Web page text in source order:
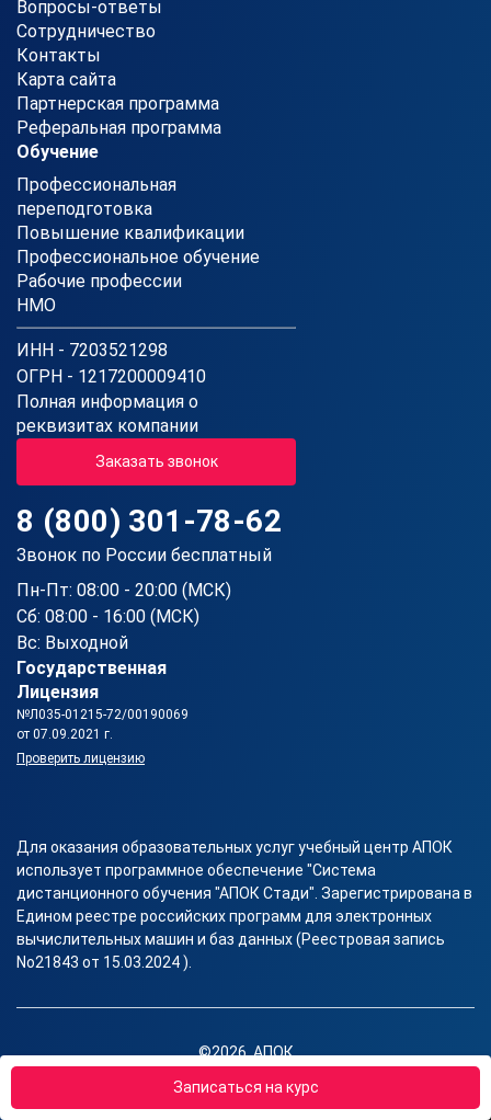
Записаться на курс
Вопросы-ответы
Сотрудничество
Контакты
Карта сайта
Партнерская программа
Реферальная программа
Обучение
Профессиональная
переподготовка
Повышение квалификации
Профессиональное обучение
Рабочие профессии
НМО
ИНН - 7203521298
ОГРН - 1217200009410
Полная информация о
реквизитах компании
Заказать звонок
8 (800) 301-78-62
Звонок по России бесплатный
Пн-Пт: 08:00 - 20:00 (МСК)
Сб: 08:00 - 16:00 (МСК)
Вс: Выходной
Государственная
Лицензия
№Л035-01215-72/00190069
от 07.09.2021 г.
Проверить лицензию
Для оказания образовательных услуг учебный центр АПОК
использует программное обеспечение "Система
дистанционного обучения "АПОК Стади". Зарегистрирована в
Едином реестре российских программ для электронных
вычислительных машин и баз данных (Реестровая запись
No21843 от 15.03.2024 ).
©2026, АПОК